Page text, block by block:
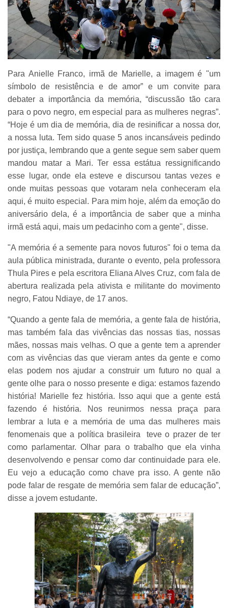
Para Anielle Franco, irmã de Marielle, a imagem é "um
símbolo de resistência e de amor” e um convite para
debater a importância da memória, “discussão tão cara
para o povo negro, em especial para as mulheres negras”.
“Hoje é um dia de memória, dia de resinificar a nossa dor,
a nossa luta. Tem sido quase 5 anos incansáveis pedindo
por justiça, lembrando que a gente segue sem saber quem
mandou matar a Mari. Ter essa estátua ressignificando
esse lugar, onde ela esteve e discursou tantas vezes e
onde muitas pessoas que votaram nela conheceram ela
aqui, é muito especial. Para mim hoje, além da emoção do
aniversário dela, é a importância de saber que a minha
irmã está aqui, mais um pedacinho com a gente", disse.
"A memória é a semente para novos futuros" foi o tema da
aula pública ministrada, durante o evento, pela professora
Thula Pires e pela escritora Eliana Alves Cruz, com fala de
abertura realizada pela ativista e militante do movimento
negro, Fatou Ndiaye, de 17 anos.
“Quando a gente fala de memória, a gente fala de história,
mas também fala das vivências das nossas tias, nossas
mães, nossas mais velhas. O que a gente tem a aprender
com as vivências das que vieram antes da gente e como
elas podem nos ajudar a construir um futuro no qual a
gente olhe para o nosso presente e diga: estamos fazendo
história! Marielle fez história. Isso aqui que a gente está
fazendo é história. Nos reunirmos nessa praça para
lembrar a luta e a memória de uma das mulheres mais
fenomenais que a política brasileira teve o prazer de ter
como parlamentar. Olhar para o trabalho que ela vinha
desenvolvendo e pensar como dar continuidade para ele.
Eu vejo a educação como chave pra isso. A gente não
pode falar de resgate de memória sem falar de educação”,
disse a jovem estudante.